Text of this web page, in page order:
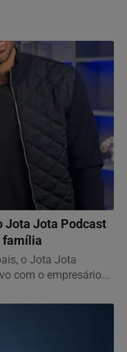
Jota Jota Podcast
família
o Jota Jota
com o empresário...